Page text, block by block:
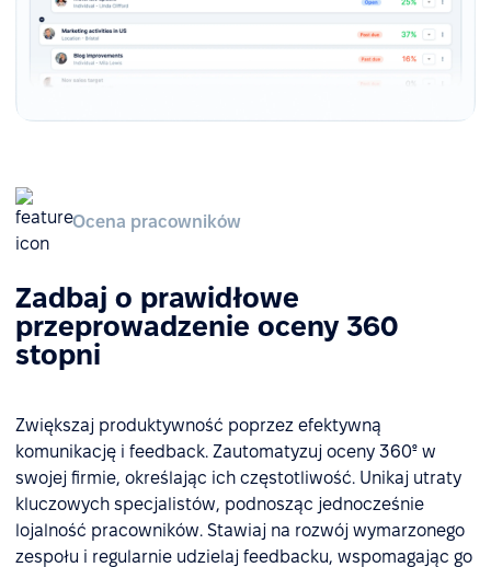
Ocena pracowników
Zadbaj o prawidłowe
przeprowadzenie oceny 360
stopni
Zwiększaj produktywność poprzez efektywną
komunikację i feedback. Zautomatyzuj oceny 360º w
swojej firmie, określając ich częstotliwość. Unikaj utraty
kluczowych specjalistów, podnosząc jednocześnie
lojalność pracowników. Stawiaj na rozwój wymarzonego
zespołu i regularnie udzielaj feedbacku, wspomagając go